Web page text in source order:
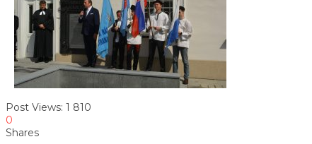
Post Views: 1 810
0
Shares